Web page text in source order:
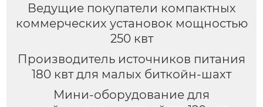
Ведущие покупатели компактных
коммерческих установок мощностью
250 квт
Производитель источников питания
180 квт для малых биткойн-шахт
Мини-оборудование для